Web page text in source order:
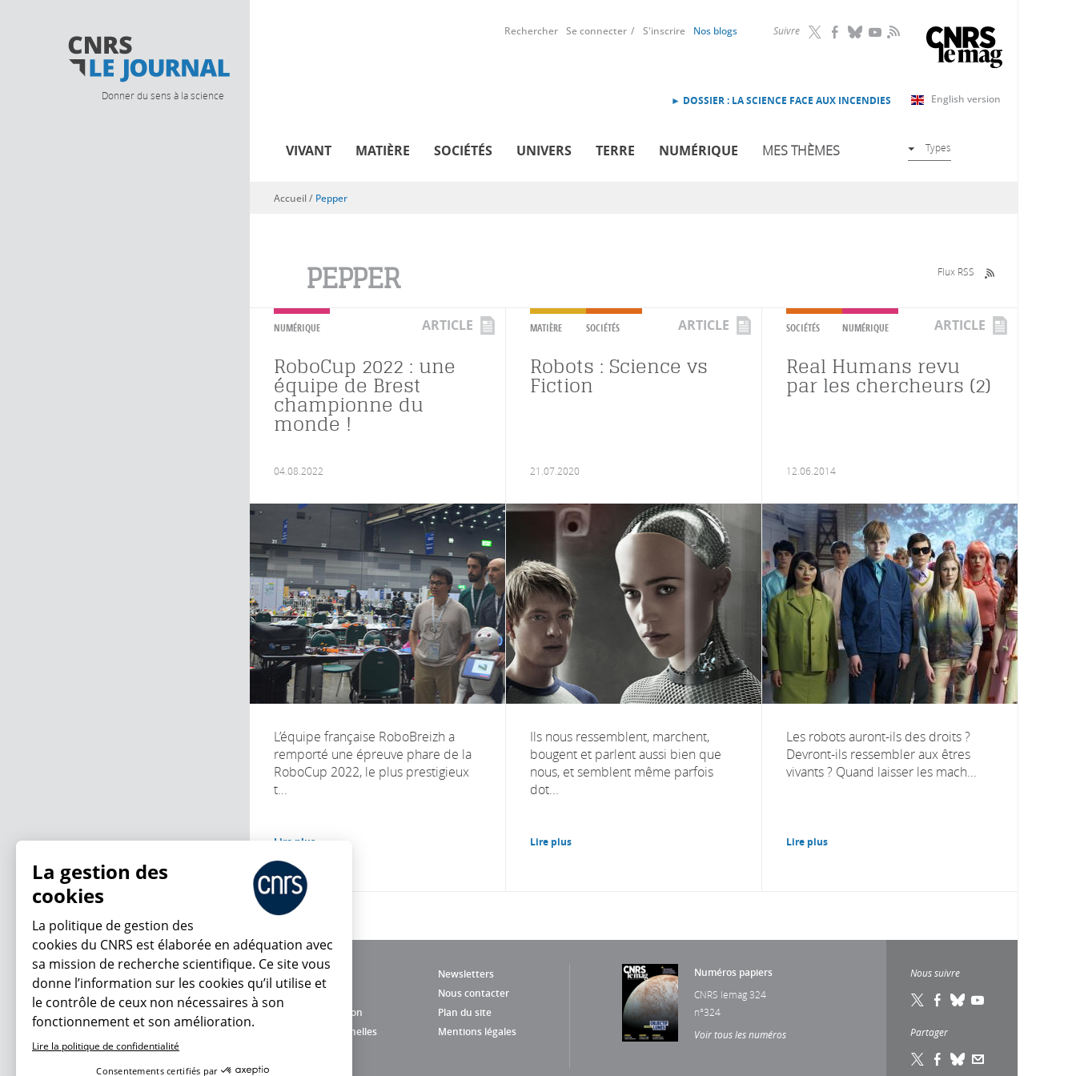
Donner du sens à la science
Suivre RSS
Rechercher Se connecter S'inscrire Nos blogs
English version
► DOSSIER : LA SCIENCE FACE AUX INCENDIES
VIVANT MATIÈRE SOCIÉTÉS UNIVERS TERRE NUMÉRIQUE MES THÈMES Types
Vous êtes ici
Accueil/ Pepper
PEPPER Flux RSS
NUMÉRIQUE ARTICLE
RoboCup 2022 : une
équipe de Brest
championne du
monde !
04.08.2022
L’équipe française RoboBreizh a
remporté une épreuve phare de la
RoboCup 2022, le plus prestigieux
t...
Lire plus
MATIÈRE SOCIÉTÉS ARTICLE
Robots : Science vs
Fiction
21.07.2020
Ils nous ressemblent, marchent,
bougent et parlent aussi bien que
nous, et semblent même parfois
dot...
Lire plus
SOCIÉTÉS NUMÉRIQUE ARTICLE
Real Humans revu
par les chercheurs (2)
12.06.2014
Les robots auront-ils des droits ?
Devront-ils ressembler aux êtres
vivants ? Quand laisser les mach...
Lire plus
Newsletters
Nous contacter
Charte d'utilisation
Plan du site
Données personnelles
Mentions légales
Numéros papiers
CNRS lemag 324
n°324
Voir tous les numéros
Nous suivre
Partager
En ce moment
La gestion des
cookies
La politique de gestion des
cookies du CNRS est élaborée en adéquation avec
sa mission de recherche scientifique. Ce site vous
donne l’information sur les cookies qu’il utilise et
le contrôle de ceux non nécessaires à son
fonctionnement et son amélioration.
Lire la politique de confidentialité
Consentements certifiés par